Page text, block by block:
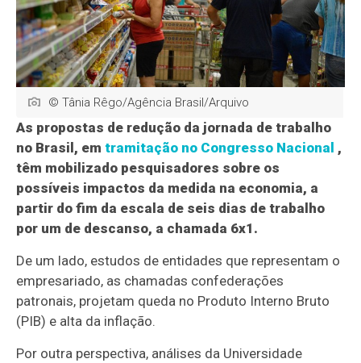
© Tânia Rêgo/Agência Brasil/Arquivo
As propostas de redução da jornada de trabalho
no Brasil, emtramitação no Congresso Nacional ,
têm mobilizado pesquisadores sobre os
possíveis impactos da medida na economia, a
partir do fim da escala de seis dias de trabalho
por um de descanso, a chamada 6x1.
De um lado, estudos de entidades que representam o
empresariado, as chamadas confederações
patronais, projetam queda no Produto Interno Bruto
(PIB) e alta da inflação.
Por outra perspectiva, análises da Universidade